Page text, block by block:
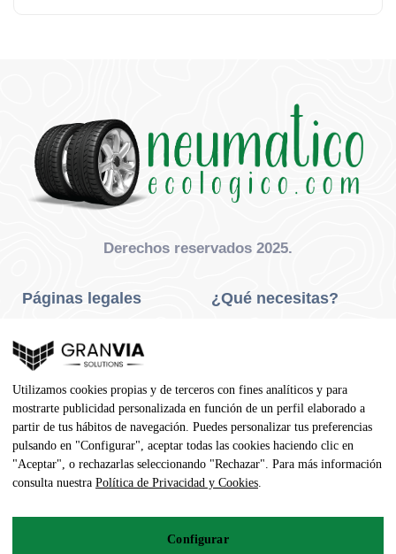
Derechos reservados 2025.
Páginas legales
Privacidad Y Cookies
Aviso Legal
Condiciones De Compra
Contacto
¿Qué necesitas?
Neumáticos Agrícola
Dirección
Utilizamos cookies propias y de terceros con fines analíticos y para
mostrarte publicidad personalizada en función de un perfil elaborado a
partir de tus hábitos de navegación. Puedes personalizar tus preferencias
pulsando en "Configurar", aceptar todas las cookies haciendo clic en
"Aceptar", o rechazarlas seleccionando "Rechazar". Para más información
consulta nuestra Política de Privacidad y Cookies.
Configurar